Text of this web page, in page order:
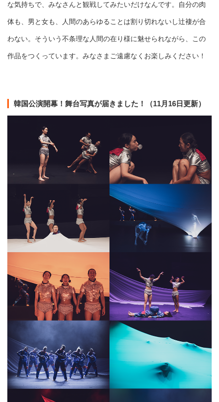
な気持ちで、みなさんと観戦してみたいだけなんです。自分の肉
体も、男と女も、人間のあらゆることは割り切れないし辻褄が合
わない。そういう不条理な人間の在り様に魅せられながら、この
作品をつくっています。みなさまご遠慮なくお楽しみください！
韓国公演開幕！舞台写真が届きました！（11月16日更新）